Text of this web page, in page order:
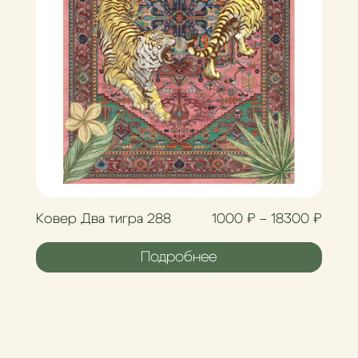
цен: 1000 ₽ – 18300 ₽
Ковер Два тигра 288 1000 ₽ – 18300 ₽
Подробнее